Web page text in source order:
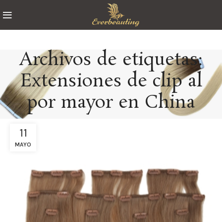
Archivos de etiquetas:
Extensiones de clip al
por mayor en China
11
MAYO